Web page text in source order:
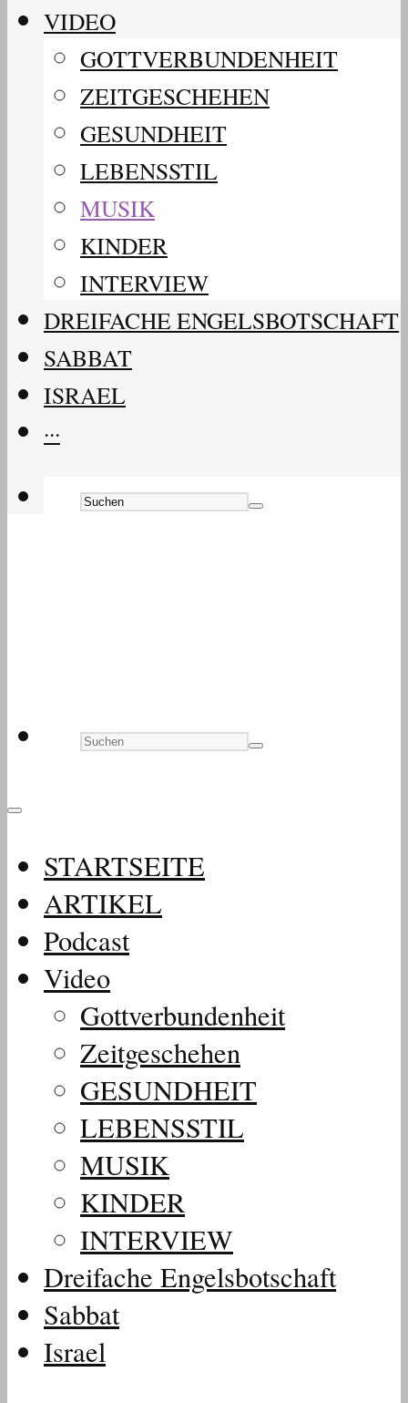
VIDEO
GOTTVERBUNDENHEIT
ZEITGESCHEHEN
GESUNDHEIT
LEBENSSTIL
MUSIK
KINDER
INTERVIEW
DREIFACHE ENGELSBOTSCHAFT
SABBAT
ISRAEL
···
STARTSEITE
ARTIKEL
Podcast
Video
Gottverbundenheit
Zeitgeschehen
GESUNDHEIT
LEBENSSTIL
MUSIK
KINDER
INTERVIEW
Dreifache Engelsbotschaft
Sabbat
Israel